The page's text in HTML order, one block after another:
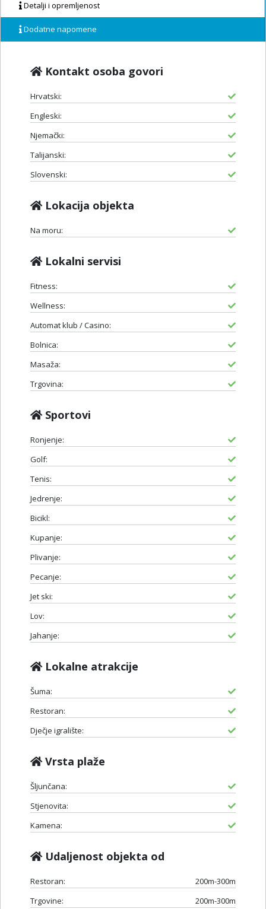
Detalji i opremljenost
Dodatne napomene
Kontakt osoba govori
Hrvatski:
Engleski:
Njemački:
Talijanski:
Slovenski:
Lokacija objekta
Na moru:
Lokalni servisi
Fitness:
Wellness:
Automat klub / Casino:
Bolnica:
Masaža:
Trgovina:
Sportovi
Ronjenje:
Golf:
Tenis:
Jedrenje:
Bicikl:
Kupanje:
Plivanje:
Pecanje:
Jet ski:
Lov:
Jahanje:
Lokalne atrakcije
Šuma:
Restoran:
Dječje igralište:
Vrsta plaže
Šljunčana:
Stjenovita:
Kamena:
Udaljenost objekta od
Restoran:
200m-300m
Trgovine:
200m-300m